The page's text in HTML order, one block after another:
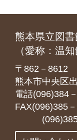
熊本県立図
（愛称：温知
〒862－8612
熊本市中央区
電話(096)384
FAX(096)385
(096)385－